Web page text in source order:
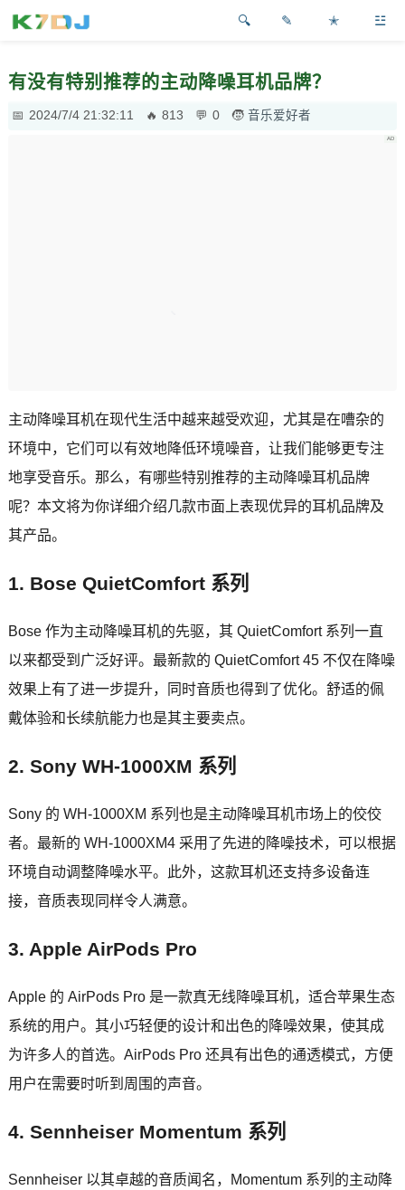
✎ ✭ ☳
有没有特别推荐的主动降噪耳机品牌？
2024/7/4 21:32:11 813 0 音乐爱好者
主动降噪耳机在现代生活中越来越受欢迎，尤其是在嘈杂的
环境中，它们可以有效地降低环境噪音，让我们能够更专注
地享受音乐。那么，有哪些特别推荐的主动降噪耳机品牌
呢？本文将为你详细介绍几款市面上表现优异的耳机品牌及
其产品。
1. Bose QuietComfort 系列
Bose 作为主动降噪耳机的先驱，其 QuietComfort 系列一直
以来都受到广泛好评。最新款的 QuietComfort 45 不仅在降噪
效果上有了进一步提升，同时音质也得到了优化。舒适的佩
戴体验和长续航能力也是其主要卖点。
2. Sony WH-1000XM 系列
Sony 的 WH-1000XM 系列也是主动降噪耳机市场上的佼佼
者。最新的 WH-1000XM4 采用了先进的降噪技术，可以根据
环境自动调整降噪水平。此外，这款耳机还支持多设备连
接，音质表现同样令人满意。
3. Apple AirPods Pro
Apple 的 AirPods Pro 是一款真无线降噪耳机，适合苹果生态
系统的用户。其小巧轻便的设计和出色的降噪效果，使其成
为许多人的首选。AirPods Pro 还具有出色的通透模式，方便
用户在需要时听到周围的声音。
4. Sennheiser Momentum 系列
Sennheiser 以其卓越的音质闻名，Momentum 系列的主动降